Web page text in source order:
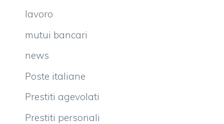
lavoro
mutui bancari
news
Poste italiane
Prestiti agevolati
Prestiti personali